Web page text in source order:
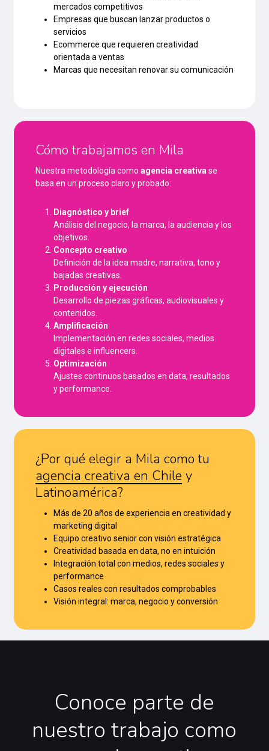
mercados competitivos
Empresas que buscan lanzar productos o
servicios
Ecommerce que requieren creatividad
orientada a ventas
Marcas que necesitan renovar su comunicación
Cómo trabajamos en Mila
Nuestra metodología como agencia creativase
basa en un proceso claro y probado:
Diagnóstico y brief
Análisis del negocio, la marca, la audiencia y los
objetivos.
Concepto creativo
Definición de la idea madre, narrativa, tono y
bajadas creativas.
Producción y ejecución
Desarrollo de piezas gráficas, audiovisuales y
contenidos.
Amplificación
Implementación en redes sociales, medios
digitales e influencers.
Optimización
Ajustes continuos basados en data, resultados
y performance.
¿Por qué elegir a Mila como tu
agencia creativa en Chile y
Latinoamérica?
Más de 20 años de experiencia en creatividad y
marketing digital
Equipo creativo senior con visión estratégica
Creatividad basada en data, no en intuición
Integración total con medios, redes sociales y
performance
Casos reales con resultados comprobables
Visión integral: marca, negocio y conversión
Conoce parte de
nuestro trabajo como